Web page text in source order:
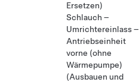
Ersetzen)
Schlauch –
Umrichtereinlass –
Antriebseinheit
vorne (ohne
Wärmepumpe)
(Ausbauen und